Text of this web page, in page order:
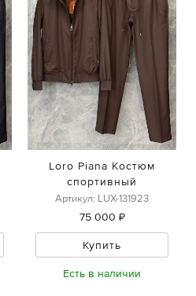
Loro Piana Костюм
спортивный
Артикул: LUX-131923
75 000 ₽
Купить
Есть в наличии